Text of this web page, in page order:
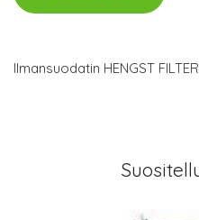
Ilmansuodatin HENGST